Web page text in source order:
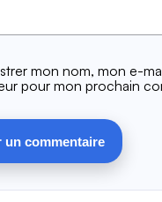
mon nom, mon e-
pour mon prochain